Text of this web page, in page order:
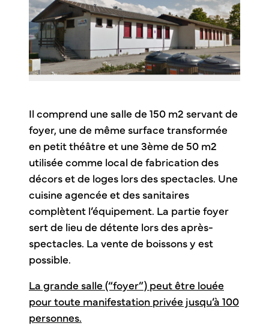
Il comprend une salle de 150 m2 servant de
foyer, une de même surface transformée
en petit théâtre et une 3ème de 50 m2
utilisée comme local de fabrication des
décors et de loges lors des spectacles. Une
cuisine agencée et des sanitaires
complètent l’équipement. La partie foyer
sert de lieu de détente lors des après-
spectacles. La vente de boissons y est
possible.
La grande salle (“foyer”) peut être louée
pour toute manifestation privée jusqu’à 100
personnes.